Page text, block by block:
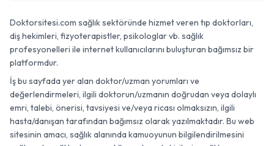
Doktorsitesi.com sağlık sektöründe hizmet veren tıp doktorları,
diş hekimleri, fizyoterapistler, psikologlar vb. sağlık
profesyonelleri ile internet kullanıcılarını buluşturan bağımsız bir
platformdur.
İş bu sayfada yer alan doktor/uzman yorumları ve
değerlendirmeleri, ilgili doktorun/uzmanın doğrudan veya dolaylı
emri, talebi, önerisi, tavsiyesi ve/veya ricası olmaksızın, ilgili
hasta/danışan tarafından bağımsız olarak yazılmaktadır. Bu web
sitesinin amacı, sağlık alanında kamuoyunun bilgilendirilmesini